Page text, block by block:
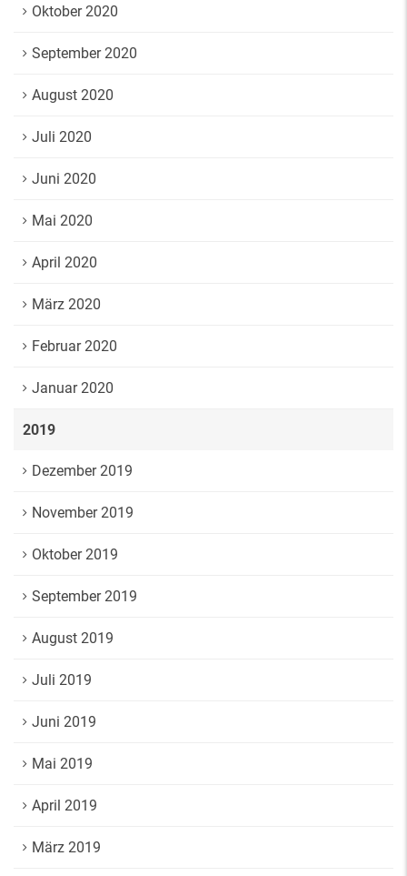
Oktober 2020
September 2020
August 2020
Juli 2020
Juni 2020
Mai 2020
April 2020
März 2020
Februar 2020
Januar 2020
2019
Dezember 2019
November 2019
Oktober 2019
September 2019
August 2019
Juli 2019
Juni 2019
Mai 2019
April 2019
März 2019